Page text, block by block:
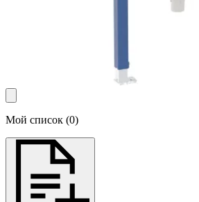
Мой список (0)